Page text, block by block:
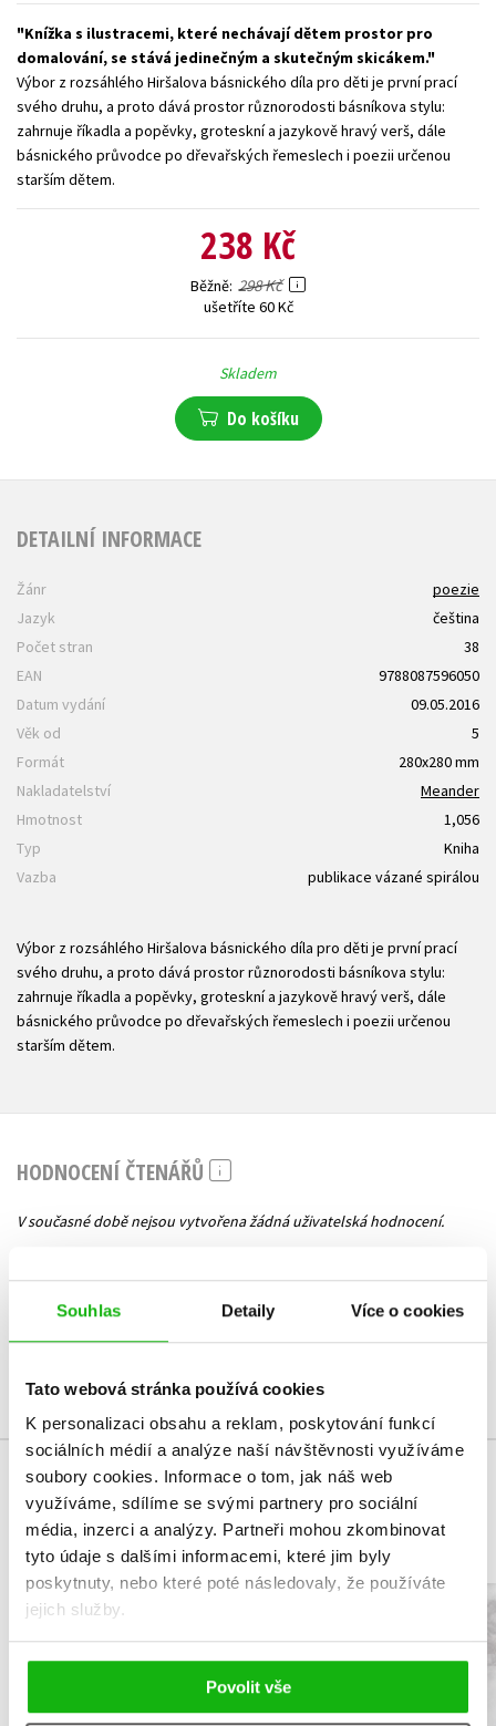
Souhlas Detaily Více o cookies
Tato webová stránka používá cookies
K personalizaci obsahu a reklam, poskytování funkcí
sociálních médií a analýze naší návštěvnosti využíváme
soubory cookies. Informace o tom, jak náš web
využíváme, sdílíme se svými partnery pro sociální
média, inzerci a analýzy. Partneři mohou zkombinovat
tyto údaje s dalšími informacemi, které jim byly
poskytnuty, nebo které poté následovaly, že používáte
jejich služby.
Povolit vše
Young adult (SK)
Zahraniční literatura Zdraví a životní styl
Všechny tituly
Knížka s ilustracemi, které nechávají dětem prostor pro
domalování, se stává jedinečným a skutečným skicákem.
Výbor z rozsáhlého Hiršalova básnického díla pro děti je první prací
svého druhu, a proto dává prostor různorodosti básníkova stylu:
zahrnuje říkadla a popěvky, groteskní a jazykově hravý verš, dále
básnického průvodce po dřevařských řemeslech i poezii určenou
starším dětem.
238 Kč
Běžně 298 Kč
ušetříte 60 Kč
Skladem
Do košíku
DETAILNÍ INFORMACE
Žánr
poezie
Jazyk
čeština
Počet stran
38
EAN
9788087596050
Datum vydání
09.05.2016
Věk od
5
Formát
280x280 mm
Nakladatelství
Meander
Hmotnost
1,056
Typ
Kniha
Vazba
publikace vázané spirálou
Výbor z rozsáhlého Hiršalova básnického díla pro děti je první prací
svého druhu, a proto dává prostor různorodosti básníkova stylu:
zahrnuje říkadla a popěvky, groteskní a jazykově hravý verš, dále
básnického průvodce po dřevařských řemeslech i poezii určenou
starším dětem.
HODNOCENÍ ČTENÁŘŮ
V současné době nejsou vytvořena žádná uživatelská hodnocení.
Vaše hodnocení
Uživatelskou recenzi mohou vkládat pouze registrovaní uživatelé
MOHLO BY VÁS TAKÉ ZAJÍMAT
Markéta